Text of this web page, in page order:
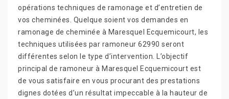
opérations techniques de ramonage et d’entretien de
vos cheminées. Quelque soient vos demandes en
ramonage de cheminée à Maresquel Ecquemicourt, les
techniques utilisées par ramoneur 62990 seront
différentes selon le type d’intervention. L’objectif
principal de ramoneur à Maresquel Ecquemicourt est
de vous satisfaire en vous procurant des prestations
dignes dotées d’un résultat impeccable à la hauteur de